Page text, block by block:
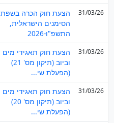
31/03/26
הצעת חוק הכרה בשפת
הסימנים הישראלית,
התשפ"ו-2026
31/03/26
הצעת חוק תאגידי מים
וביוב (תיקון מס' 21)
(הפעלת שי...
31/03/26
הצעת חוק תאגידי מים
וביוב (תיקון מס' 20)
(הפעלת שי...